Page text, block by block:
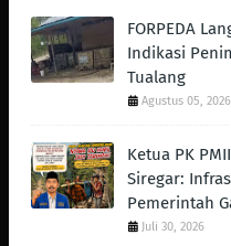
FORPEDA
Indikasi
Tualang
Agustus 05, 2026
Ketua PK
Siregar:
Pemerintah
Juli 30, 2026